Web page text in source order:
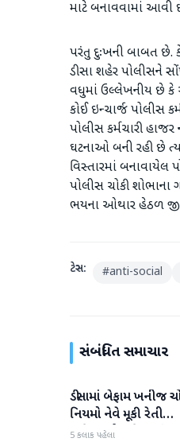
માટે બનાવવામાં આવી
પરંતુ દુઃખની બાબત છે.
ડીસા શહેર પોલીસને
વધુમાં ઉલ્લેખનીય છે કે
કોઈ ઇન્ચાર્જ પોલીસ
પોલીસ કર્મચારી
ઘટનાઓ બની રહી છે
વિસ્તારમાં બનાવાયેલ
પોલીસ ચોકી શોભાના
ભયના ઓથાર હેઠળ
ટેગ્સ: #anti-social
સંબંધિત સમાચાર
બનાસકાંઠા
ડીસામાં બેફામ ખનીજ
નિયમો નેવે મૂકી રેતી
માફિયાઓ સક્રિય, તંત્ર
5 કલાક પહેલા